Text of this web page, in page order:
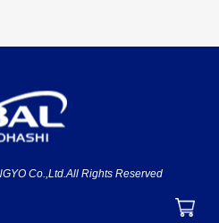
Co.,Ltd.All Rights Reserved